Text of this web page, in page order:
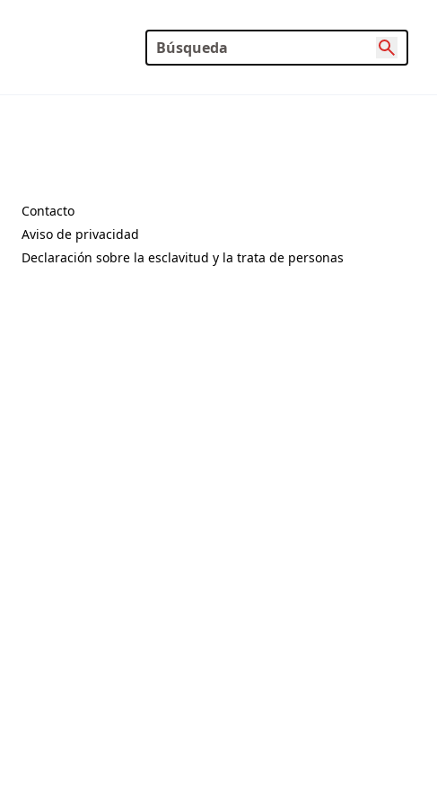
Contacto
(Opens in a new tab)
Aviso de privacidad
(Opens in a new tab)
Declaración sobre la esclavitud y la trata de personas
(Opens in a new tab)